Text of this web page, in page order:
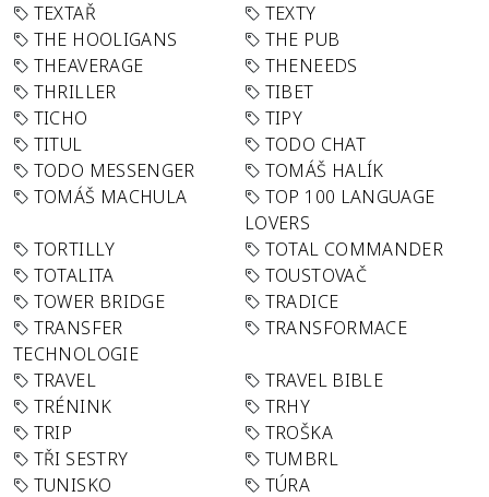
TEXTAŘ
TEXTY
THE HOOLIGANS
THE PUB
THEAVERAGE
THENEEDS
THRILLER
TIBET
TICHO
TIPY
TITUL
TODO CHAT
TODO MESSENGER
TOMÁŠ HALÍK
TOMÁŠ MACHULA
TOP 100 LANGUAGE
LOVERS
TORTILLY
TOTAL COMMANDER
TOTALITA
TOUSTOVAČ
TOWER BRIDGE
TRADICE
TRANSFER
TECHNOLOGIE
TRANSFORMACE
TRAVEL
TRAVEL BIBLE
TRÉNINK
TRHY
TRIP
TROŠKA
TŘI SESTRY
TUMBRL
TUNISKO
TÚRA